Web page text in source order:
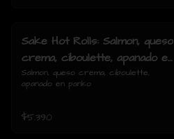
Sake Hot Rolls: Salmon, queso
crema, ciboulette, apanado en
panko
Salmon, queso crema, ciboulette,
apanado en panko
$5.390